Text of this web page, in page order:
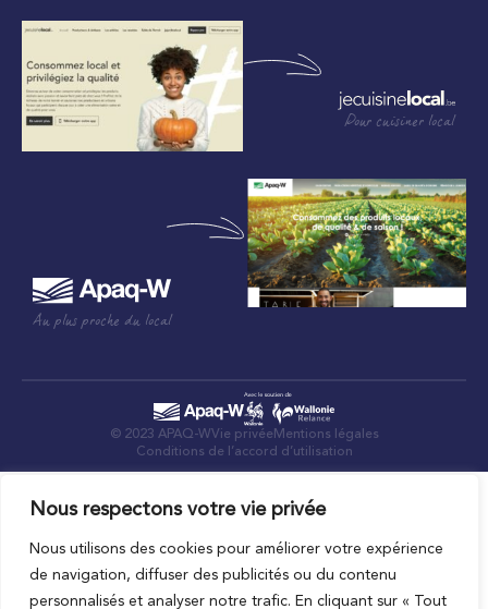
Nous respectons votre vie privée
Nous utilisons des cookies pour améliorer votre expérience
de navigation, diffuser des publicités ou du contenu
personnalisés et analyser notre trafic. En cliquant sur « Tout
Pour cuisiner local
Au plus proche du local
© 2023 APAQ-WVie privée Mentions légales
Conditions de l’accord d’utilisation